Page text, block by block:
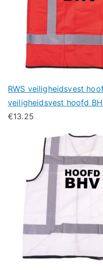
RWS veiligheidsvest
veiligheidsvest hoofd
€13.25